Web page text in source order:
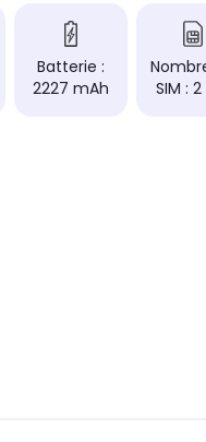
Batterie :
2227 mAh
SIM : 2